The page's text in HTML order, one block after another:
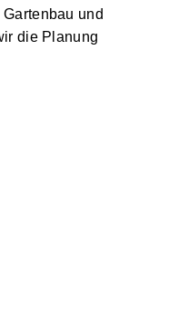
und
die Planung